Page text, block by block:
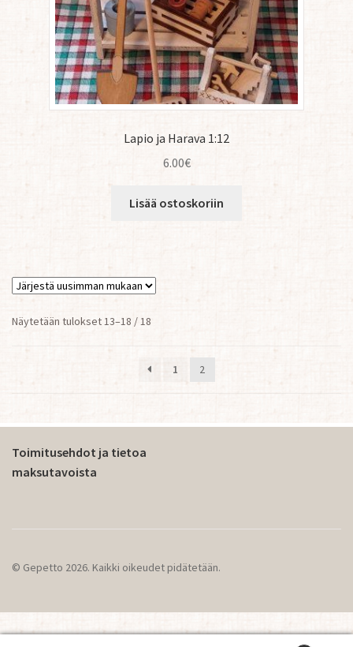
Lapio ja Harava 1:12
6.00€
Lisää ostoskoriin
Näytetään tulokset 13–18 / 18
1
2
Toimitusehdot ja tietoa
maksutavoista
© Gepetto 2026. Kaikki oikeudet pidätetään.